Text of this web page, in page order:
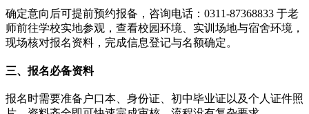
确定意向后可提前预约报备，咨询电话：0311-87368833 于老
师前往学校实地参观，查看校园环境、实训场地与宿舍环境，
现场核对报名资料，完成信息登记与名额确定。
三、报名必备资料
报名时需要准备户口本、身份证、初中毕业证以及个人证件照